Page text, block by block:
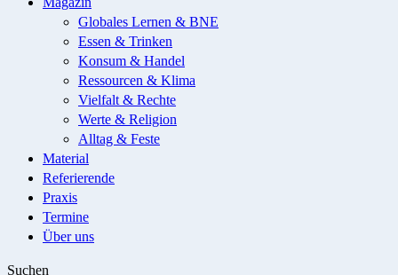
Globales Lernen & BNE
Essen & Trinken
Konsum & Handel
Ressourcen & Klima
Vielfalt & Rechte
Werte & Religion
Alltag & Feste
Material
Referierende
Praxis
Termine
Über uns
Suchen